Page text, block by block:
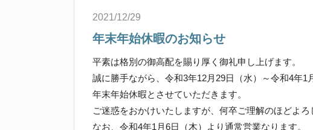
2021/12/29
年末年始休暇のお知らせ
平素は格別の御高配を賜り厚く御礼申し上げます。
誠に勝手ながら、令和3年12月29日（水）～令和4年1
年末年始休暇とさせていただきます。
ご迷惑をおかけいたしますが、何卒ご理解のほどよろ
なお、令和4年1月6日（木）より通常営業なります。